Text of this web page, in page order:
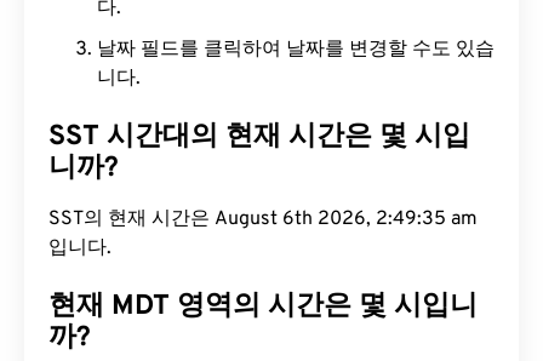
다.
날짜 필드를 클릭하여 날짜를 변경할 수도 있습
니다.
SST 시간대의 현재 시간은 몇 시입
니까?
SST의 현재 시간은 August 6th 2026, 2:49:36 am
입니다.
현재 MDT 영역의 시간은 몇 시입니
까?